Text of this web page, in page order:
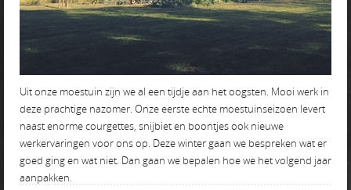
Uit onze moestuin zijn we al een tijdje aan het oogsten. Mooi werk in
deze prachtige nazomer. Onze eerste echte moestuinseizoen levert
naast enorme courgettes, snijbiet en boontjes ook nieuwe
werkervaringen voor ons op. Deze winter gaan we bespreken wat er
goed ging en wat niet. Dan gaan we bepalen hoe we het volgend jaar
aanpakken.